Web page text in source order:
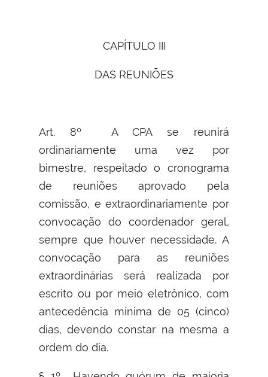
CAPÍTULO III
DAS REUNIÕES
Art. 8º A CPA se reunirá
ordinariamente uma vez por
bimestre, respeitado o cronograma
de reuniões aprovado pela
comissão, e extraordinariamente por
convocação do coordenador geral,
sempre que houver necessidade. A
convocação para as reuniões
extraordinárias será realizada por
escrito ou por meio eletrônico, com
antecedência mínima de 05 (cinco)
dias, devendo constar na mesma a
ordem do dia.